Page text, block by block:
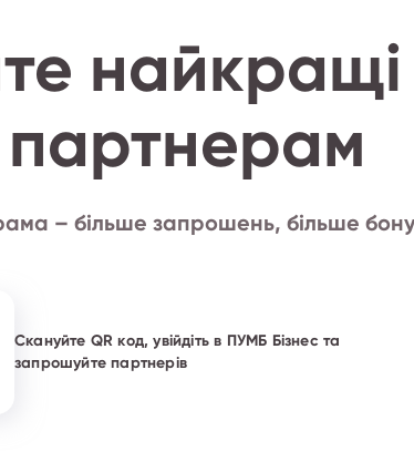
найкращі
– більше запрошень, більше
Скануйте QR код, увійдіть в ПУМБ Бізнес та
запрошуйте партнерів